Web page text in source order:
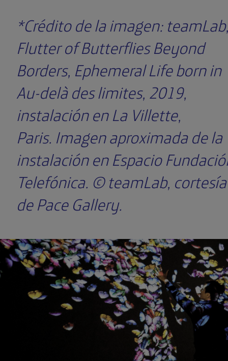
*Crédito de la imagen:
Flutter of Butterflies Beyond
Borders, Ephemeral Life born in
Au-delà des limites, 2019,
instalación en La Villette,
Paris. Imagen aproximada de la
instalación en Espacio
Telefónica. © teamLab, cortesía
de Pace Gallery.